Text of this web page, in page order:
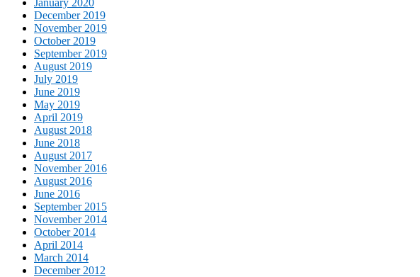
December 2019
November 2019
October 2019
September 2019
August 2019
July 2019
June 2019
May 2019
April 2019
August 2018
June 2018
August 2017
November 2016
August 2016
June 2016
September 2015
November 2014
October 2014
April 2014
March 2014
December 2012